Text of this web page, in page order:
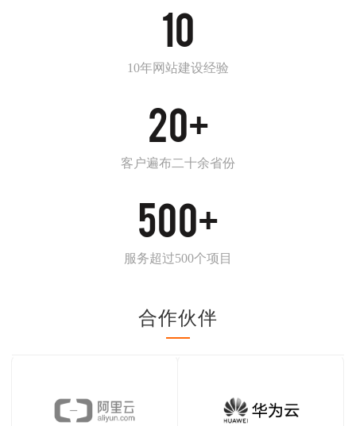
10
10年网站建设经验
20+
客户遍布二十余省份
500+
服务超过500个项目
合作伙伴